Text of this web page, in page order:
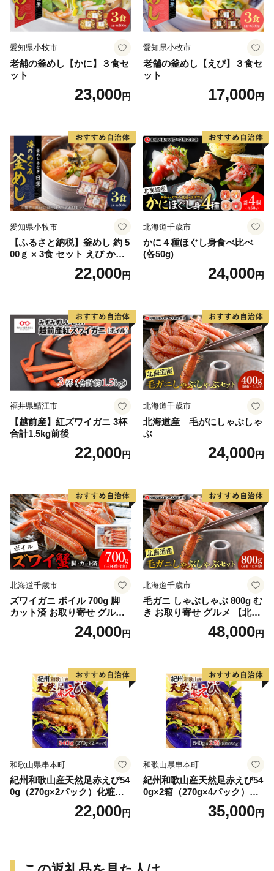
〇ふるさと納税を通じて障がい者の雇用を！
がい者の皆様に正式に委託しております。
もしかすると、きちんと梱包されているか心配される方
手な作業もありますが、皆さんの高い集中力と一つ一つ
また、ふるさと納税は市の事業ということで自分達が
「市に役立つ仕事をしているんだ」と誇りを持っていま
す。手を抜くことはありません。
ご寄附の使い道として障がい者の皆様への支援をするの
ではなく、一歩進んだ直接的な取組みにより障がい者の
皆様の雇用を生み出しています。
〇ふるさと納税を通じて想いを届ける
全国の皆様からの応援のメッセージやご支援をいただい
ております。「震災の後、医療チームで来ました」「ボ
けでなく10年以上経った現在もずっと陸前高田を応援し
てくださる気持ちが大変ありがたく、大きな力をいただ
いております。
せっかくのご縁、これからは陸前高田が元気な姿と感謝
の気持ちを届ける番です。
陸前高田の返礼品を通して、私たちの想いが全国に、そ
して海の向こうまで届きますように。
愛知県小牧市
老舗の釜めし【かに】３食セ
ット
23,000円
愛知県小牧市
老舗の釜めし【えび】３食セ
ット
17,000円
愛知県小牧市
【ふるさと納税】釜めし 約 5
00ｇ × 3食 セット えび かに
海のめぐみ 老舗 急速冷凍 レ
ンチン 時短 簡単調理 食品 加
せグルメ 愛知県 小牧市 送料
無料
22,000円
北海道千歳市
かに４種ほぐし身食べ比べ
(各50g)
24,000円
福井県鯖江市
【越前産】紅ズワイガニ 3杯
合計1.5kg前後
22,000円
北海道千歳市
北海道産 毛がにしゃぶしゃ
ぶ
24,000円
北海道千歳市
ズワイガニ ボイル 700g 脚
カット済 お取り寄せ グルメ
【北海道】【札幌バルナバフ
24,000円
北海道千歳市
毛ガニ しゃぶしゃぶ 800g む
き お取り寄せ グルメ 【北海
道】【札幌バルナバフーズ】
48,000円
和歌山県串本町
紀州和歌山産天然足赤えび54
0g（270g×2パック）化粧箱
入 ※2026年12月上旬〜2027
年2月上旬頃順次発送予定
22,000円
和歌山県串本町
紀州和歌山産天然足赤えび54
0g×2箱（270g×4パック）化
粧箱入 ※2026年12月上旬〜2
027年2月上旬頃順次発送予定
ず【uot773A】
35,000円